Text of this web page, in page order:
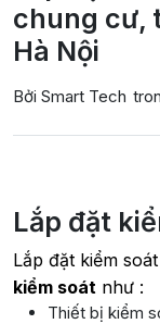
chung cư,
Hà Nội
Bởi Smart Tech
Lắp đặt
Lắp đặt kiểm
kiểm soát như :
Thiết bị kiểm